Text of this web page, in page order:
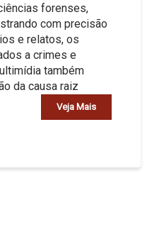
forenses,
com precisão
e relatos, os
a crimes e
também
da causa raiz
Veja Mais